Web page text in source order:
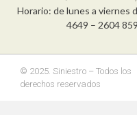
Horario: de lunes a viernes
4649 – 2604
© 2025. Siniestro – Todos los
derechos reservados